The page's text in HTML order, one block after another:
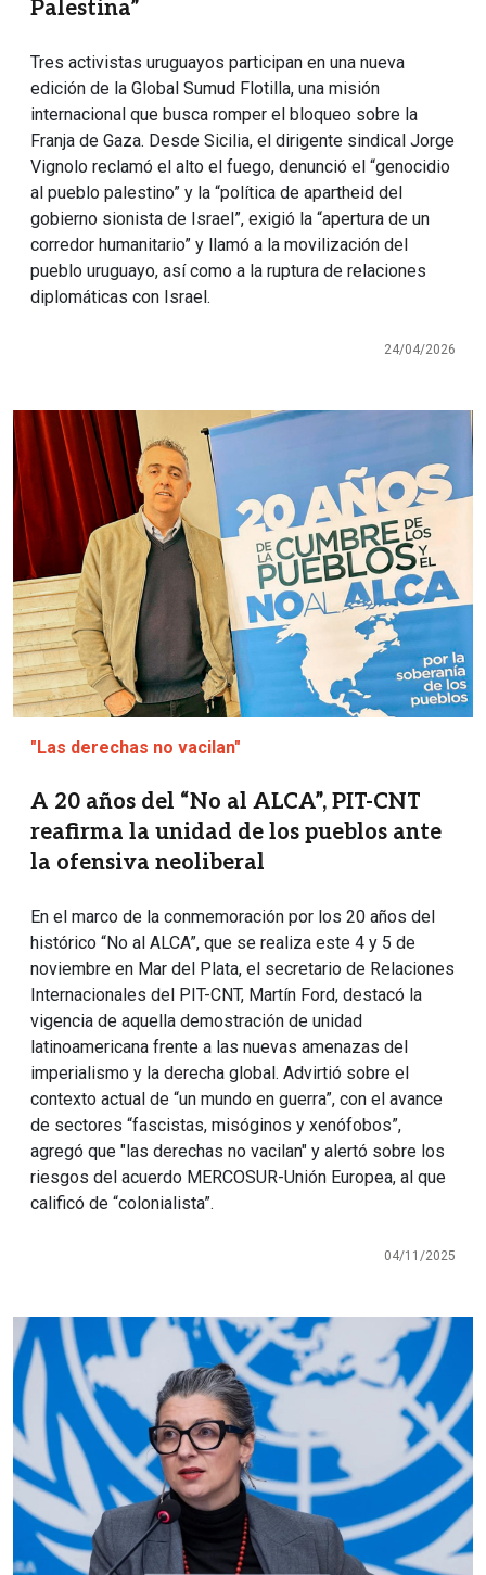
Palestina”
Tres activistas uruguayos participan en una nueva
edición de la Global Sumud Flotilla, una misión
internacional que busca romper el bloqueo sobre la
Franja de Gaza. Desde Sicilia, el dirigente sindical Jorge
Vignolo reclamó el alto el fuego, denunció el “genocidio
al pueblo palestino” y la “política de apartheid del
gobierno sionista de Israel”, exigió la “apertura de un
corredor humanitario” y llamó a la movilización del
pueblo uruguayo, así como a la ruptura de relaciones
diplomáticas con Israel.
24/04/2026
Imagen
"Las derechas no vacilan"
A 20 años del “No al ALCA”, PIT-CNT
reafirma la unidad de los pueblos ante
la ofensiva neoliberal
En el marco de la conmemoración por los 20 años del
histórico “No al ALCA”, que se realiza este 4 y 5 de
noviembre en Mar del Plata, el secretario de Relaciones
Internacionales del PIT-CNT, Martín Ford, destacó la
vigencia de aquella demostración de unidad
latinoamericana frente a las nuevas amenazas del
imperialismo y la derecha global. Advirtió sobre el
contexto actual de “un mundo en guerra”, con el avance
de sectores “fascistas, misóginos y xenófobos”,
agregó que "las derechas no vacilan" y alertó sobre los
riesgos del acuerdo MERCOSUR-Unión Europea, al que
calificó de “colonialista”.
04/11/2025
Imagen